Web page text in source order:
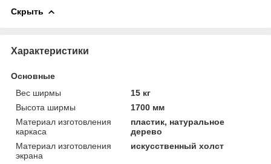
Скрыть
Характеристики
Основные
Вес ширмы
15 кг
Высота ширмы
1700 мм
Материал изготовления
каркаса
пластик, натуральное
дерево
Материал изготовления
экрана
искусственный холст